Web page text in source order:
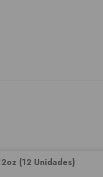
(12 Unidades)